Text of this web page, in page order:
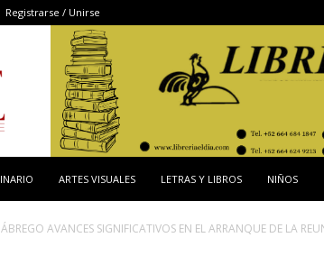
Registrarse / Unirse
ARTES VISUALES LETRAS Y LIBROS NIÑOS
AVANCES SIGNIFICATIVOS EN EL ARRANQUE DE LA